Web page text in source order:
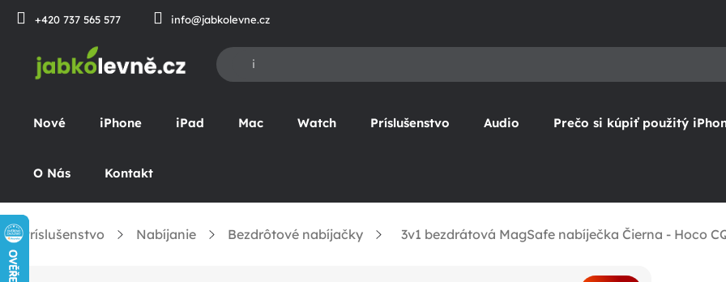
Prejsť
+420 737 565 577 info@jabkolevne.cz
Nové iPhone iPad Mac Watch Príslušenstvo Audio Prečo si kúpiť použitý
O Nás Kontakt
Príslušenstvo Nabíjanie Bezdrôtové nabíjačky 3v1 bezdrátová MagSafe nabíječka Čierna - Hoco